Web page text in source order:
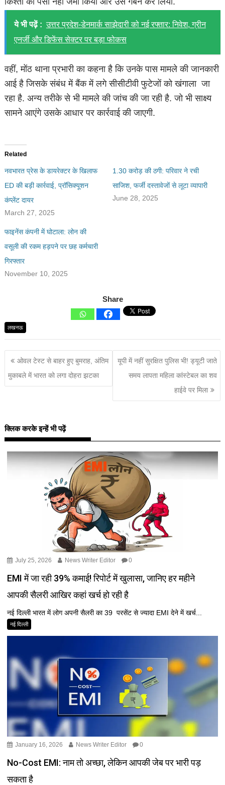
ये भी पढ़ें : उत्तर प्रदेश-डेनमार्क साझेदारी को नई रफ्तार: निवेश, ग्रीन
एनर्जी और डिफेंस सेक्टर पर बड़ा फोकस
वहीं, मोंठ थाना प्रभारी का कहना है कि उनके पास मामले की जानकारी
आई है जिसके संबंध में बैंक में लगे सीसीटीवी फुटेजों को खंगाला जा
रहा है. अन्य तरीके से भी मामले की जांच की जा रही है. जो भी साक्ष्य
सामने आएंगे उसके आधार पर कार्रवाई की जाएगी.
Related
नवभारत प्रेस के डायरेक्टर के खिलाफ
ED की बड़ी कार्रवाई, प्रॉसिक्यूशन
कंप्लेंट दायर
March 27, 2025
1.30 करोड़ की ठगी: परिवार ने रची
साजिश, फर्जी दस्तावेजों से लूटा व्यापारी
June 28, 2025
फाइनेंस कंपनी में घोटाला: लोन की
वसूली की रकम हड़पने पर छह कर्मचारी
गिरफ्तार
November 10, 2025
Share
लखनऊ
ओवल टेस्ट से बाहर हुए बुमराह, अंतिम
मुकाबले में भारत को लगा दोहरा झटका
यूपी में नहीं सुरक्षित पुलिस भी! ड्यूटी जाते
समय लापता महिला कांस्टेबल का शव
हाईवे पर मिला
क्लिक करके इन्हें भी पढ़ें
July 25, 2026 News Writer Editor 0
EMI में जा रही 39% कमाई! रिपोर्ट में खुलासा, जानिए हर महीने
आपकी सैलरी आखिर कहां खर्च हो रही है
नई दिल्ली भारत में लोग अपनी सैलरी का 39 परसेंट से ज्यादा EMI देने में खर्च...
नई दिल्ली
January 16, 2026 News Writer Editor 0
No-Cost EMI: नाम तो अच्छा, लेकिन आपकी जेब पर भारी पड़
सकता है